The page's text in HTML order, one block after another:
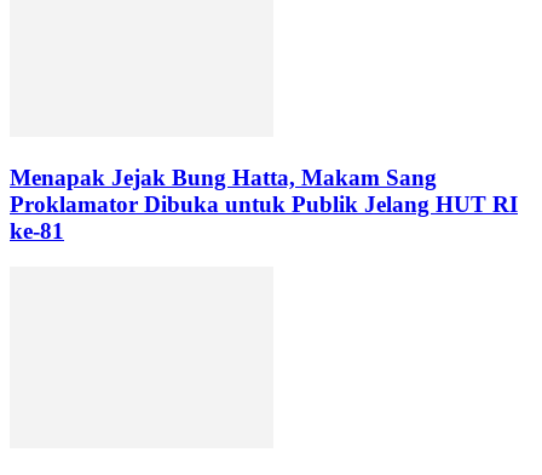
Menapak Jejak Bung Hatta, Makam Sang
Proklamator Dibuka untuk Publik Jelang HUT RI
ke-81